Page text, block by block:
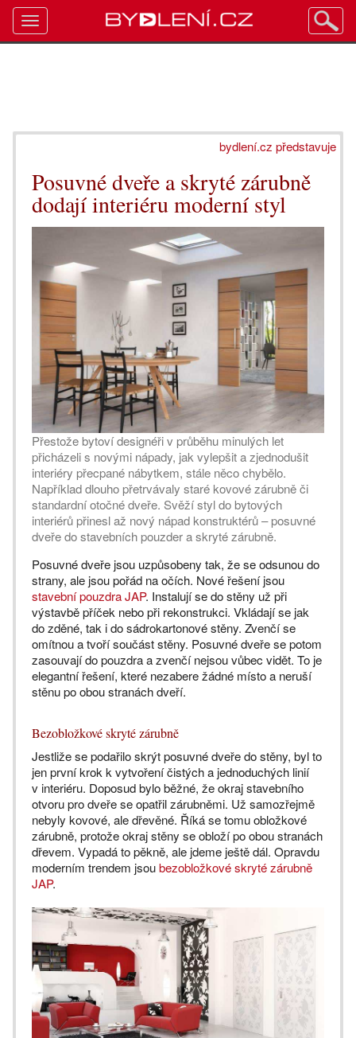
bydlení.cz představuje
Posuvné dveře a skryté zárubně
dodají interiéru moderní styl
Přestože bytoví designéři v průběhu minulých let
přicházeli s novými nápady, jak vylepšit a zjednodušit
interiéry přecpané nábytkem, stále něco chybělo.
Například dlouho přetrvávaly staré kovové zárubně či
standardní otočné dveře. Svěží styl do bytových
interiérů přinesl až nový nápad konstruktérů – posuvné
dveře do stavebních pouzder a skryté zárubně.
Posuvné dveře jsou uzpůsobeny tak, že se odsunou do
strany, ale jsou pořád na očích. Nové řešení jsou
stavební pouzdra JAP. Instalují se do stěny už při
výstavbě příček nebo při rekonstrukci. Vkládají se jak
do zděné, tak i do sádrokartonové stěny. Zvenčí se
omítnou a tvoří součást stěny. Posuvné dveře se potom
zasouvají do pouzdra a zvenčí nejsou vůbec vidět. To je
elegantní řešení, které nezabere žádné místo a neruší
stěnu po obou stranách dveří.
Bezobložkové skryté zárubně
Jestliže se podařilo skrýt posuvné dveře do stěny, byl to
jen první krok k vytvoření čistých a jednoduchých linií
v interiéru. Doposud bylo běžné, že okraj stavebního
otvoru pro dveře se opatřil zárubněmi. Už samozřejmě
nebyly kovové, ale dřevěné. Říká se tomu obložkové
zárubně, protože okraj stěny se obloží po obou stranách
dřevem. Vypadá to pěkně, ale jdeme ještě dál. Opravdu
moderním trendem jsoubezobložkové skryté zárubně
JAP.
Toggle
navigation